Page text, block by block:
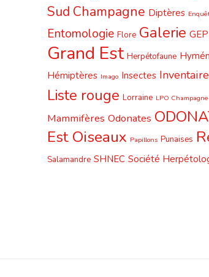
Sud Champagne Diptères
Entomologie Flore Galerie
Grand Est Herpétofaune
Hémiptères Imago Insectes
Liste rouge Lorraine LPO
Mammifères Odonates
Est Oiseaux Papillons Punaises
Salamandre SHNEC Société